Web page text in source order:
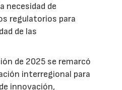
necesidad de
regulatorios para
de las
de 2025 se remarcó
interregional para
innovación,